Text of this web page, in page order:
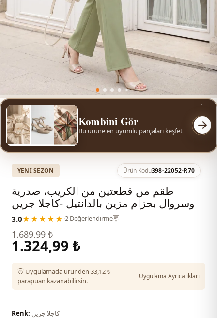
Kombini Gör
Bu ürüne en uyumlu parçaları keşfet
YENI SEZON Ürün Kodu398-22052-R70
طقم من قطعتين من الكريب، صدرية
وسروال بحزام مزين بالدانتيل -كاجلا جرين
3.0★★★★★ ·2 Değerlendirme
1.689,99 ₺
1.324,99 ₺
Uygulamada üründen 33,12 ₺
parapuan kazanabilirsin.
Uygulama Ayrıcalıkları
Renk: كاجلا جرين